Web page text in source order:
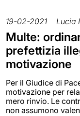
19-02-2021 Lucia
Multe:
prefettizia
motivazione
Per il Giudice di
motivazione per
mero rinvio. Le
non assumono